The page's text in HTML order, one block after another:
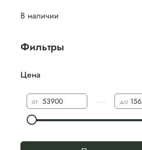
В наличии
Фильтры
Цена
от до